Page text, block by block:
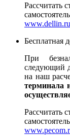
Рассчитать
www.dellin.ru
Бесплатная
При
следующий
на наш
терминала
Рассчитать